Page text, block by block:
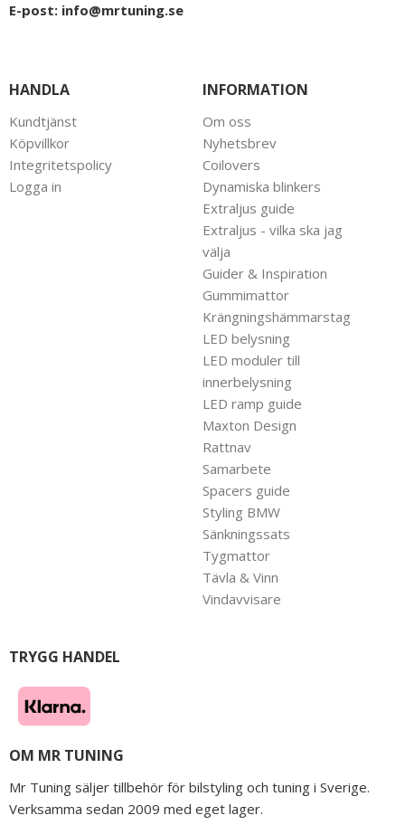
E-post: info@mrtuning.se
HANDLA
Kundtjänst
Köpvillkor
Integritetspolicy
Logga in
INFORMATION
Om oss
Nyhetsbrev
Coilovers
Dynamiska blinkers
Extraljus guide
Extraljus - vilka ska jag
välja
Guider & Inspiration
Gummimattor
Krängningshämmarstag
LED belysning
LED moduler till
innerbelysning
LED ramp guide
Maxton Design
Rattnav
Samarbete
Spacers guide
Styling BMW
Sänkningssats
Tygmattor
Tävla & Vinn
Vindavvisare
TRYGG HANDEL
OM MR TUNING
Mr Tuning säljer tillbehör för bilstyling och tuning i Sverige.
Verksamma sedan 2009 med eget lager.